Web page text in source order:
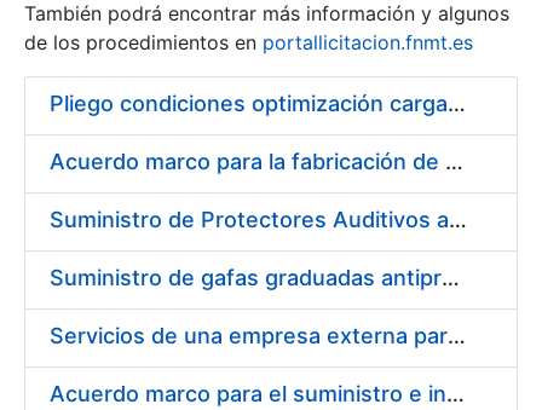
Show/Hide
También podrá encontrar más información y algunos
de los procedimientos en portallicitacion.fnmt.es
Pliego condiciones optimización cargas compras firmado
Acuerdo marco para la fabricación de piezas
Suministro de Protectores Auditivos a medida para las personas trabajadoras de los Centros de Trabajo de Madrid y Burgos
Suministro de gafas graduadas antiproyecciones para los trabajadores de la FNMT-RCM en los centros de trabajo de Madrid y Burgos
Servicios de una empresa externa para el asesoramiento y resolución de los recursos de alzada que se presentan relacionados con procesos de selección para la FNMT-RCM
Acuerdo marco para el suministro e instalación de persianas, estores y otros complementos